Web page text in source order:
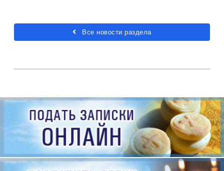
Все новости раздела